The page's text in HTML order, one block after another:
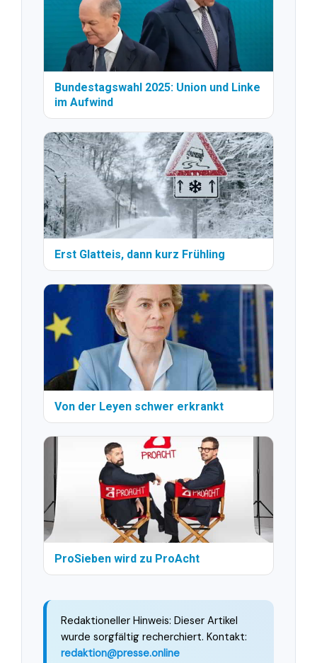
Bundestagswahl 2025: Union und Linke
im Aufwind
Erst Glatteis, dann kurz Frühling
Von der Leyen schwer erkrankt
ProSieben wird zu ProAcht
Redaktioneller Hinweis: Dieser Artikel
wurde sorgfältig recherchiert. Kontakt:
redaktion@presse.online